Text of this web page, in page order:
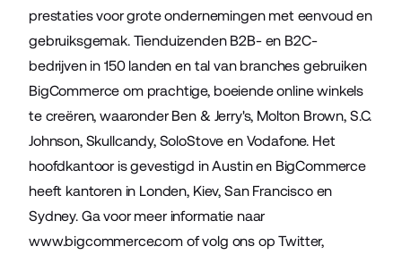
prestaties voor grote ondernemingen met eenvoud en
gebruiksgemak. Tienduizenden B2B- en B2C-
bedrijven in 150 landen en tal van branches gebruiken
BigCommerce om prachtige, boeiende online winkels
te creëren, waaronder Ben & Jerry's, Molton Brown, S.C.
Johnson, Skullcandy, SoloStove en Vodafone. Het
hoofdkantoor is gevestigd in Austin en BigCommerce
heeft kantoren in Londen, Kiev, San Francisco en
Sydney. Ga voor meer informatie naar
www.bigcommerce.comof volg ons opTwitter,